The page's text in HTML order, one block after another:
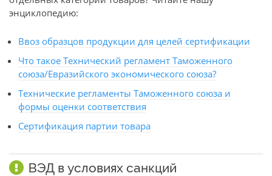
энциклопедию:
Ввоз образцов продукции для целей сертификации
Что такое Технический регламент Таможенного
союза/Евразийского экономического союза?
Технические регламенты Таможенного союза и
формы оценки соответствия
Сертификация партии товара
ВЭД в условиях санкций